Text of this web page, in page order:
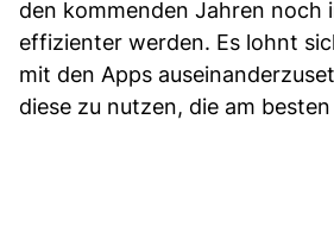
den kommenden Jahren noch
effizienter werden. Es lohnt
mit den Apps
diese zu nutzen, die am